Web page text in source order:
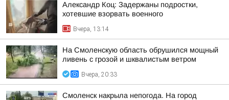
Александр Коц: Задержаны подростки,
хотевшие взорвать военного
Вчера, 13:14
На Смоленскую область обрушился мощный
ливень с грозой и шквалистым ветром
Вчера, 20:33
Смоленск накрыла непогода. На город